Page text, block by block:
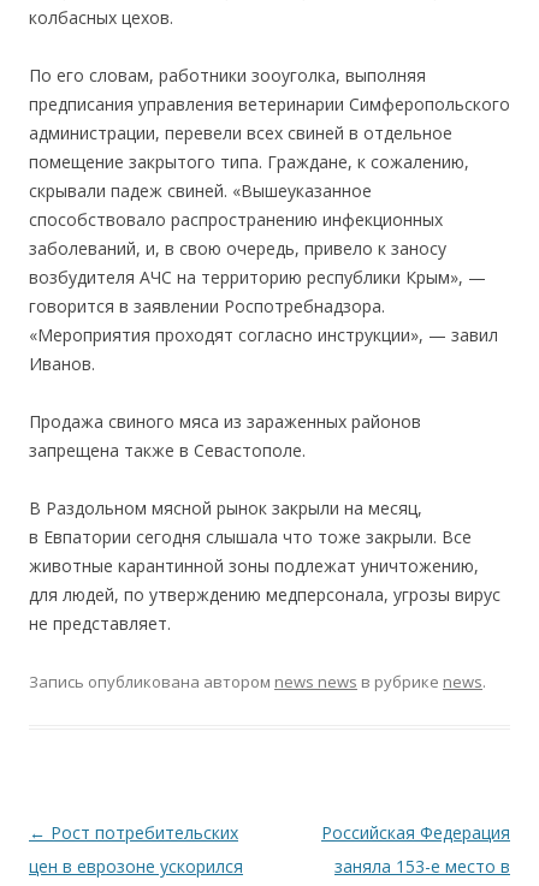
колбасных цехов.
По его словам, работники зооуголка, выполняя
предписания управления ветеринарии Симферопольского
администрации, перевели всех свиней в отдельное
помещение закрытого типа. Граждане, к сожалению,
скрывали падеж свиней. «Вышеуказанное
способствовало распространению инфекционных
заболеваний, и, в свою очередь, привело к заносу
возбудителя АЧС на территорию республики Крым», —
говорится в заявлении Роспотребнадзора.
«Мероприятия проходят согласно инструкции», — завил
Иванов.
Продажа свиного мяса из зараженных районов
запрещена также в Севастополе.
В Раздольном мясной рынок закрыли на месяц,
в Евпатории сегодня слышала что тоже закрыли. Все
животные карантинной зоны подлежат уничтожению,
для людей, по утверждению медперсонала, угрозы вирус
не представляет.
Запись опубликована автором news news в рубрике news.
Навигация по записям
← Рост потребительских
цен в еврозоне ускорился
Российская Федерация
заняла 153-е место в